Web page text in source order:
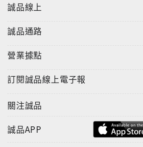
誠品線上
誠品通路
營業據點
訂閱誠品線上電子報
關注誠品
誠品APP